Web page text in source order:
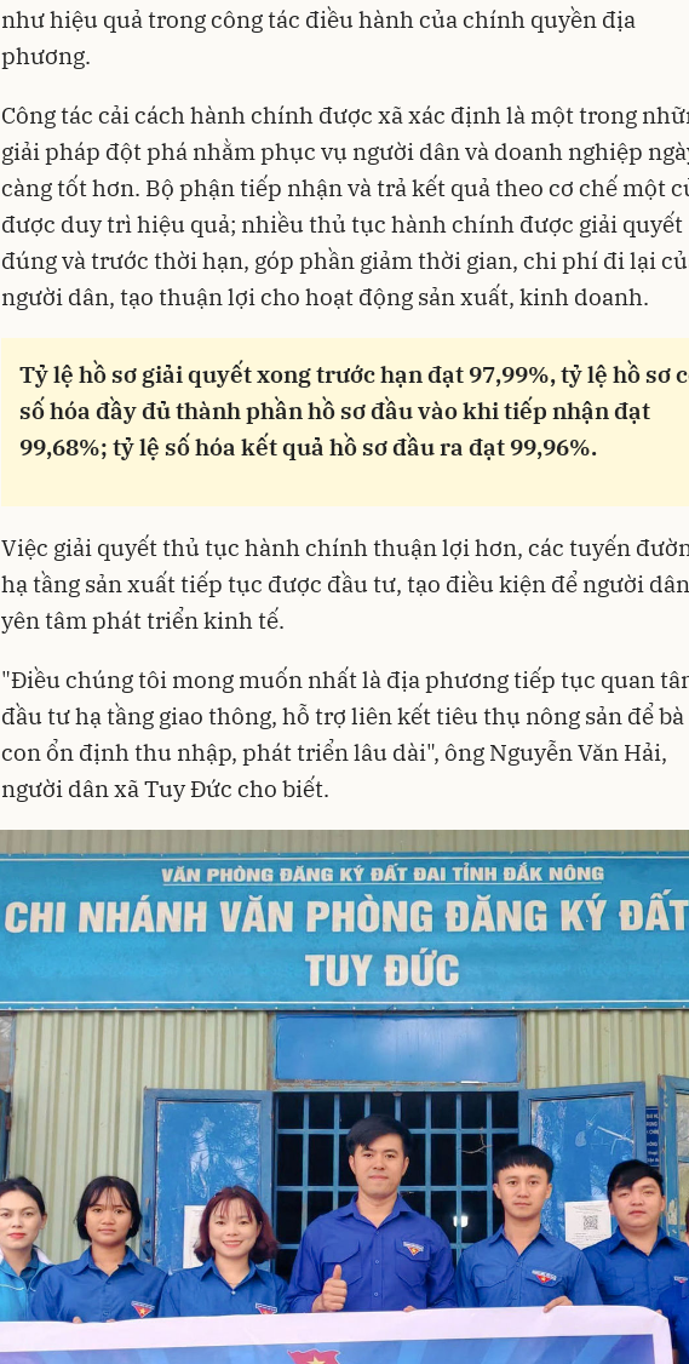
như hiệu quả trong công tác điều hành của chính quyền địa
phương.
Công tác cải cách hành chính được xã xác định là một trong
giải pháp đột phá nhằm phục vụ người dân và doanh nghiệp
càng tốt hơn. Bộ phận tiếp nhận và trả kết quả theo cơ chế một
được duy trì hiệu quả; nhiều thủ tục hành chính được giải quyết
đúng và trước thời hạn, góp phần giảm thời gian, chi phí đi lại
người dân, tạo thuận lợi cho hoạt động sản xuất, kinh doanh.
Tỷ lệ hồ sơ giải quyết xong trước hạn đạt 97,99%, tỷ lệ hồ sơ
số hóa đầy đủ thành phần hồ sơ đầu vào khi tiếp nhận đạt
99,68%; tỷ lệ số hóa kết quả hồ sơ đầu ra đạt 99,96%.
Việc giải quyết thủ tục hành chính thuận lợi hơn, các tuyến
hạ tầng sản xuất tiếp tục được đầu tư, tạo điều kiện để người dân
yên tâm phát triển kinh tế.
"Điều chúng tôi mong muốn nhất là địa phương tiếp tục quan
đầu tư hạ tầng giao thông, hỗ trợ liên kết tiêu thụ nông sản để bà
con ổn định thu nhập, phát triển lâu dài", ông Nguyễn Văn Hải,
người dân xã Tuy Đức cho biết.